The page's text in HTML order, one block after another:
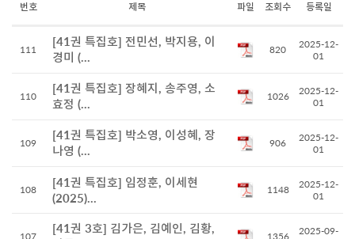
번호 제목 파일 조회수 등록일
111
[41권 특집호] 전민선, 박지용, 이
경미 (...
820
2025-12-
01
110
[41권 특집호] 장혜지, 송주영, 소
효정 (...
1026
2025-12-
01
109
[41권 특집호] 박소영, 이성혜, 장
나영 (...
906
2025-12-
01
108
[41권 특집호] 임정훈, 이세현
(2025)...
1148
2025-12-
01
107
[41권 3호] 김가은, 김예인, 김황,
1356
2025-09-